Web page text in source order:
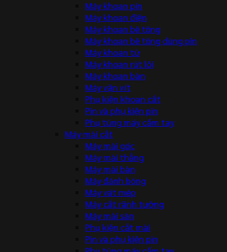
Máy khoan pin
Máy khoan điện
Máy khoan bê tông
Máy khoan bê tông dùng pin
Máy khoan từ
Máy khoan rút lõi
Máy khoan bàn
Máy vặn vít
Phụ kiện khoan cắt
Pin và phụ kiện pin
Phụ tùng máy cầm tay
Máy mài cắt
Máy mài góc
Máy mài thẳng
Máy mài bàn
Máy đánh bóng
Máy vát mép
Máy cắt rãnh tường
Máy mài sàn
Phụ kiện cắt mài
Pin và phụ kiện pin